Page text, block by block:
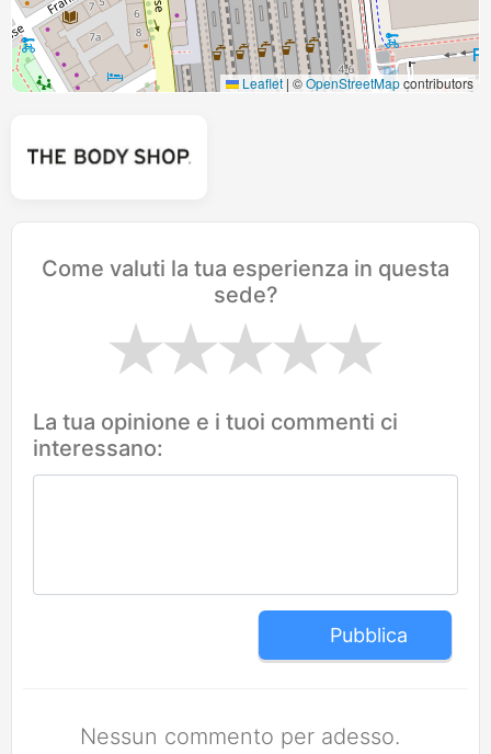
Leaflet | ©OpenStreetMapcontributors
Come valuti la tua esperienza in questa
sede?
La tua opinione e i tuoi commenti ci
interessano:
Pubblica
Nessun commento per adesso.